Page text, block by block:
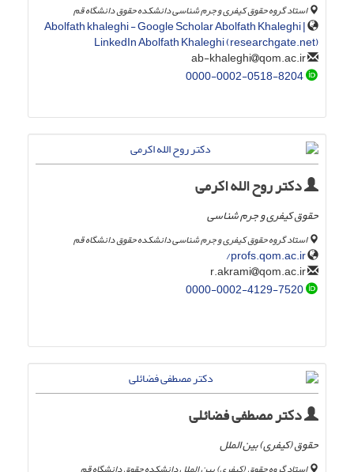
استاد گروه حقوق کیفری و جرم شناسی دانشکده حقوق دانشگاه قم
‪Abolfath khaleghi‬ - ‪Google Scholar‬ Abolfath Khaleghi |
LinkedIn Abolfath Khaleghi (researchgate.net)
qom.ac.ir
0000-0002-0518-8204
دکتر روح الله اکرمی
حقوق کیفری و جرم شناسی
استاد گروه حقوق کیفری و جرم شناسی دانشکده حقوق دانشگاه قم
profs.qom.ac.ir/
qom.ac.ir
0000-0002-4129-7520
دکتر مصطفی فضائلی
حقوق (کیفری) بین الملل